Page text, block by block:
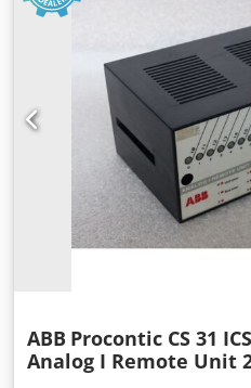
ABB Procontic CS 31
Analog I Remote Unit